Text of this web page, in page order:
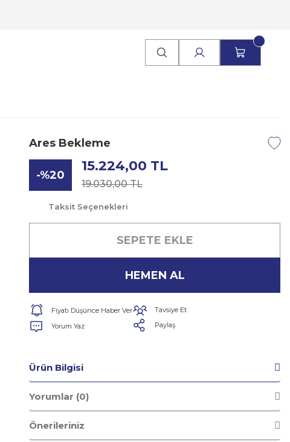
Ares Bekleme
-%20
15.224,00 TL
19.030,00 TL
Taksit Seçenekleri
SEPETE EKLE
HEMEN AL
Fiyatı Düşünce Haber Ver
Yorum Yaz
Tavsiye Et
Paylaş
Ürün Bilgisi
Yorumlar (0)
Önerileriniz